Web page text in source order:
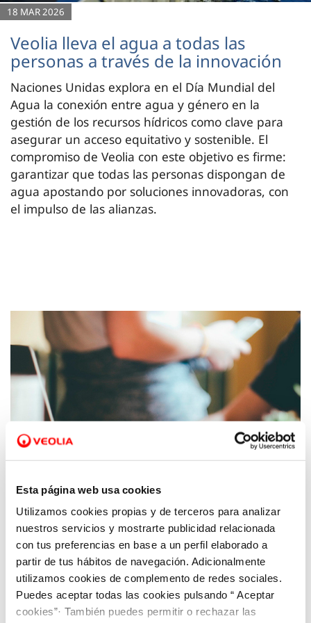
Esta página web usa cookies
Utilizamos cookies propias y de terceros para analizar
nuestros servicios y mostrarte publicidad relacionada
con tus preferencias en base a un perfil elaborado a
partir de tus hábitos de navegación. Adicionalmente
utilizamos cookies de complemento de redes sociales.
Puedes aceptar todas las cookies pulsando “ Aceptar
cookies”· También puedes permitir o rechazar las
18 MAR 2026
Veolia lleva el agua a todas las
personas a través de la innovación
Naciones Unidas explora en el Día Mundial del
Agua la conexión entre agua y género en la
gestión de los recursos hídricos como clave para
asegurar un acceso equitativo y sostenible. El
compromiso de Veolia con este objetivo es firme:
garantizar que todas las personas dispongan de
agua apostando por soluciones innovadoras, con
el impulso de las alianzas.
12 MAR 2020
Hidrogea cierra temporalmente las oficinas
de Atención al Cliente